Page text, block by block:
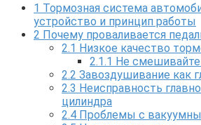
1 Тормозная система
устройство и принцип работы
2 Почему проваливается
2.1 Низкое качество
2.1.1 Не
2.2 Завоздушивание как
2.3 Неисправность
цилиндра
2.4 Проблемы с